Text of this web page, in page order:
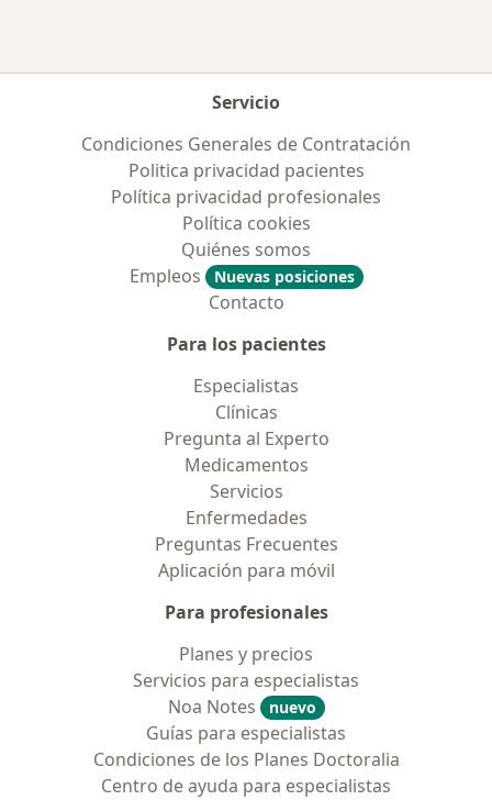
Servicio
Condiciones Generales de Contratación
Politica privacidad pacientes
Política privacidad profesionales
Política cookies
Quiénes somos
Empleos
Nuevas posiciones
Contacto
Para los pacientes
Especialistas
Clínicas
Pregunta al Experto
Medicamentos
Servicios
Enfermedades
Preguntas Frecuentes
Aplicación para móvil
Para profesionales
Planes y precios
Servicios para especialistas
Noa Notes
nuevo
Guías para especialistas
Condiciones de los Planes Doctoralia
Centro de ayuda para especialistas